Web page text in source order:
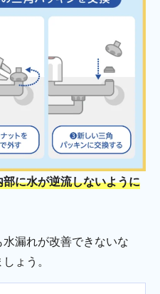
に水が逆流しないように
漏れが改善できないな
ょう。